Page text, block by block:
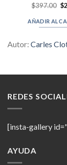
$397.00 $
AÑADIR AL
Autor: Carles
REDES
[insta-gallery
AYUDA